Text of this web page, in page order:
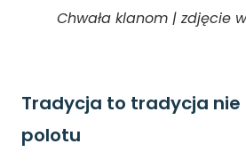
Chwała klanom | zdjęcie
Tradycja to tradycja
polotu